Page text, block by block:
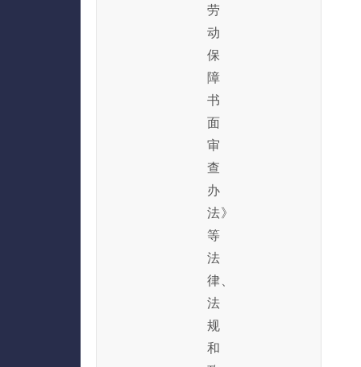
劳
动
保
障
书
面
审
查
办
法》
等
法
律、
法
规
和